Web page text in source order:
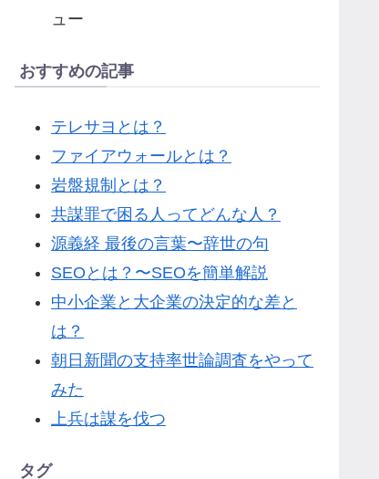
ュー
おすすめの記事
テレサヨとは？
ファイアウォールとは？
岩盤規制とは？
共謀罪で困る人ってどんな人？
源義経 最後の言葉〜辞世の句
SEOとは？〜SEOを簡単解説
中小企業と大企業の決定的な差と
は？
朝日新聞の支持率世論調査をやって
みた
上兵は謀を伐つ
タグ